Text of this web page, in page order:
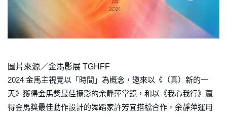
圖片來源／金馬影展 TGHFF
2024 金馬主視覺以「時間」為概念，邀來以《（真）新的一
天》獲得金馬獎最佳攝影的余靜萍掌鏡，和以《我心我行》贏
得金馬獎最佳動作設計的舞蹈家許芳宜搭檔合作。余靜萍運用